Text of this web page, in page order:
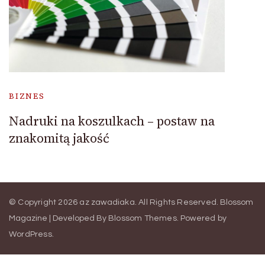
BIZNES
Nadruki na koszulkach – postaw na
znakomitą jakość
© Copyright 2026 az zawadiaka. All Rights Reserved. Blossom
Magazine | Developed By Blossom Themes. Powered by
WordPress.